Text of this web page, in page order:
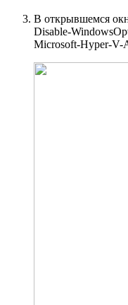
В открывшемся
Disable-
Microsoft-Hyper-V-